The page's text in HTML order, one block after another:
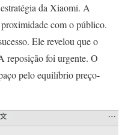
da Xiaomi. A
proximidade com o público.
Ele revelou que o
reposição foi urgente. O
pelo equilíbrio preço-